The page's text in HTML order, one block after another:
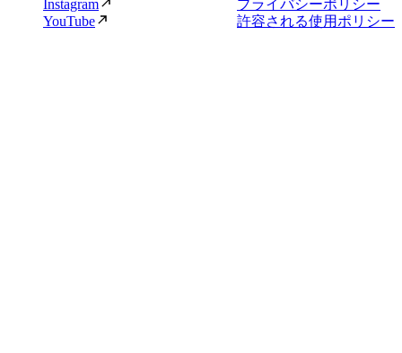
プライバシーポリシー
許容される使用ポリシー
Instagram
YouTube